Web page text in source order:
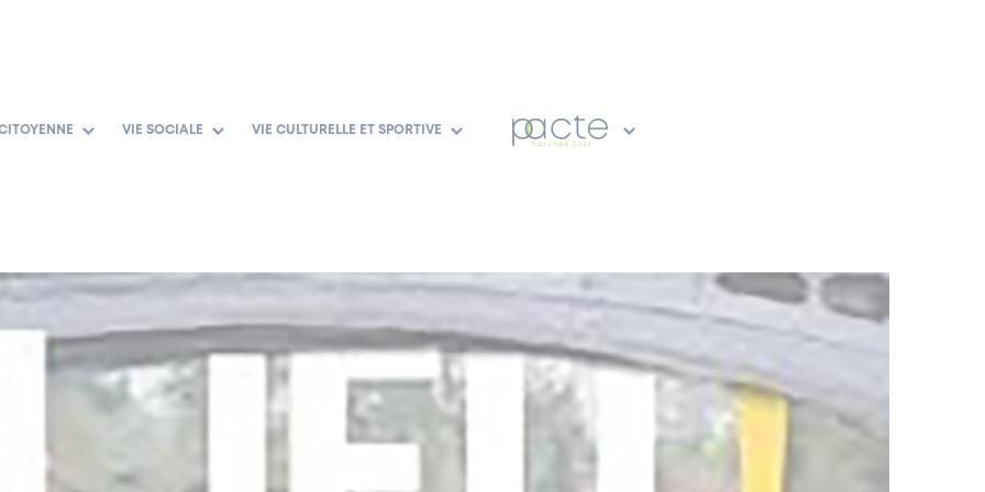
VIE SOCIALE VIE CULTURELLE ET SPORTIVE